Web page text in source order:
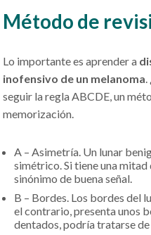
Método de
Lo importante es aprender a
inofensivo de un melanoma.
seguir la regla ABCDE, un
memorización.
A – Asimetría. Un lunar
simétrico. Si tiene una
sinónimo de buena señal.
B – Bordes. Los bordes del
el contrario, presenta unos
dentados, podría tratarse de